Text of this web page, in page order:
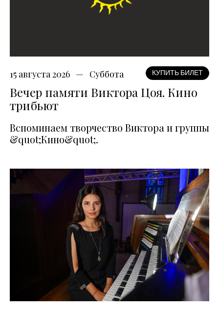
15 августа 2026 Суббота КУПИТЬ БИЛЕТ
Вечер памяти Виктора Цоя. Кино
трибьют
Вспоминаем творчество Виктора и группы
&quot;Кино&quot;.